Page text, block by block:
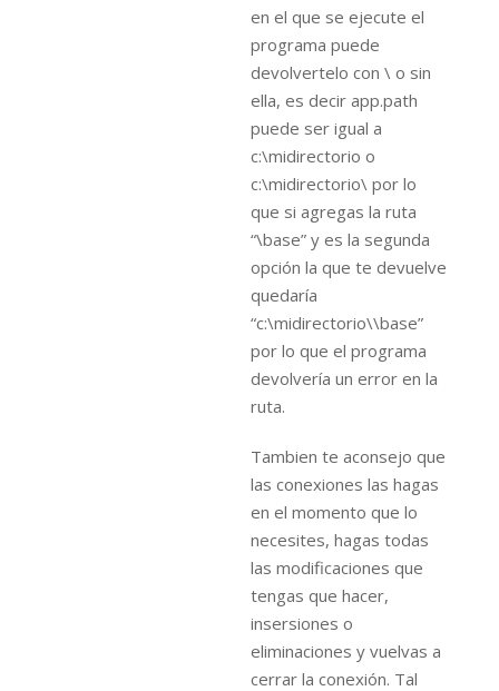
en el que se ejecute el
programa puede
devolvertelo con \ o sin
ella, es decir app.path
puede ser igual a
c:\midirectorio o
c:\midirectorio\ por lo
que si agregas la ruta
“\base” y es la segunda
opción la que te devuelve
quedaría
“c:\midirectorio\\base”
por lo que el programa
devolvería un error en la
ruta.
Tambien te aconsejo que
las conexiones las hagas
en el momento que lo
necesites, hagas todas
las modificaciones que
tengas que hacer,
insersiones o
eliminaciones y vuelvas a
cerrar la conexión. Tal